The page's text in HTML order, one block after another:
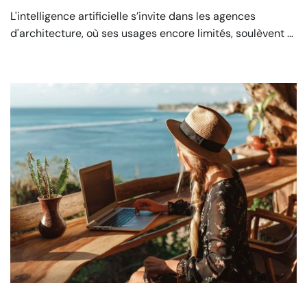
L'intelligence artificielle s’invite dans les agences
d'architecture, où ses usages encore limités, soulèvent ...